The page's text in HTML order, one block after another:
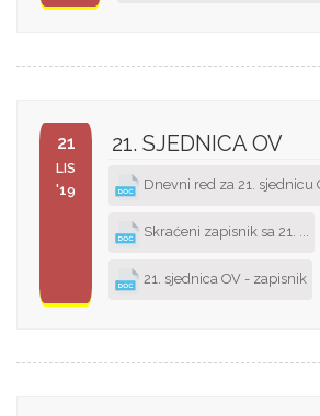
21
LIS
'19
21. SJEDNICA OV
Dnevni red za 21. sjednicu
Skraćeni zapisnik sa 21. ...
21. sjednica OV - zapisnik